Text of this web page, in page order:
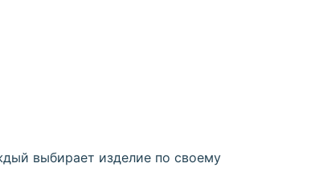
выбирает изделие по своему